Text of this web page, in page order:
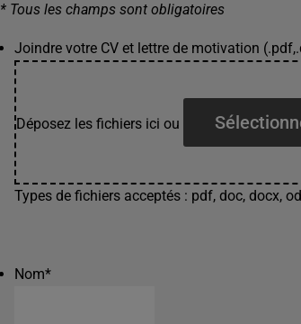
* Tous les champs sont obligatoires
Joindre votre CV et lettre de motivation
Déposez les fichiers ici ou
Types de fichiers acceptés : pdf, doc, docx,
Nom*